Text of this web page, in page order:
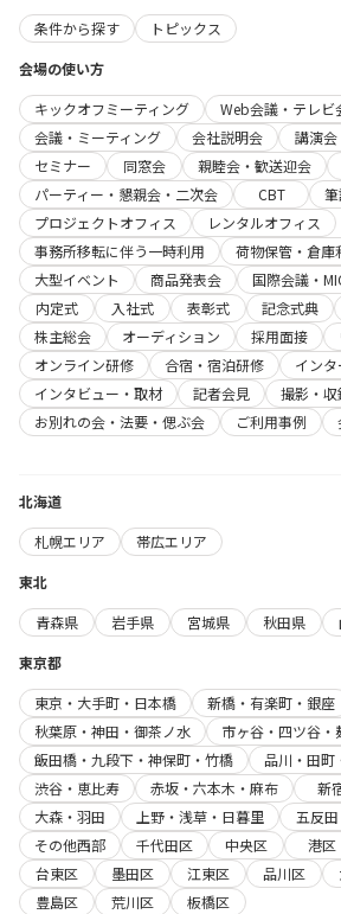
条件から探す
トピックス
会場の使い方
キックオフミーティング
Web会議・テレビ
会議・ミーティング
会社説明会 講演会
セミナー
同窓会 親睦会・歓送迎会
パーティー・懇親会・二次会
CBT
プロジェクトオフィス
レンタルオフィス
事務所移転に伴う一時利用
荷物保管・倉庫
大型イベント
商品発表会 国際会議・
内定式
入社式 表彰式 記念式典
株主総会
オーディション 採用面接
オンライン研修
合宿・宿泊研修
イン
インタビュー・取材
記者会見
撮影・収
お別れの会・法要・偲ぶ会
ご利用事例
北海道
札幌エリア
帯広エリア
東北
青森県
岩手県 宮城県 秋田県
東京都
東京・大手町・日本橋
新橋・有楽町・銀座
秋葉原・神田・御茶ノ水
市ヶ谷・四ツ谷・
飯田橋・九段下・神保町・竹橋
品川・田町
渋谷・恵比寿
赤坂・六本木・麻布 新
大森・羽田
上野・浅草・日暮里 五反田
その他西部
千代田区 中央区 港区
台東区
墨田区 江東区 品川区
豊島区
荒川区
板橋区